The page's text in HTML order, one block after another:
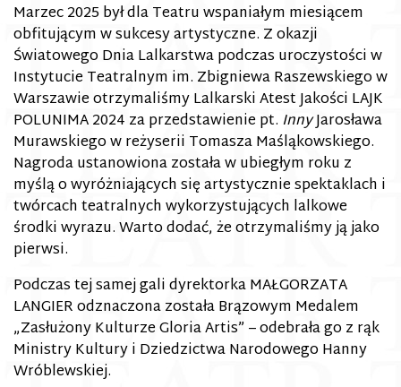
Marzec 2025 był dla Teatru wspaniałym miesiącem
obfitującym w sukcesy artystyczne. Z okazji
Światowego Dnia Lalkarstwa podczas uroczystości w
Instytucie Teatralnym im. Zbigniewa Raszewskiego w
Warszawie otrzymaliśmy Lalkarski Atest Jakości LAJK
POLUNIMA 2024 za przedstawienie pt. InnyJarosława
Murawskiego w reżyserii Tomasza Maśląkowskiego.
Nagroda ustanowiona została w ubiegłym roku z
myślą o wyróżniających się artystycznie spektaklach i
twórcach teatralnych wykorzystujących lalkowe
środki wyrazu. Warto dodać, że otrzymaliśmy ją jako
pierwsi.
Podczas tej samej gali dyrektorka MAŁGORZATA
LANGIER odznaczona została Brązowym Medalem
„Zasłużony Kulturze Gloria Artis” – odebrała go z rąk
Ministry Kultury i Dziedzictwa Narodowego Hanny
Wróblewskiej.